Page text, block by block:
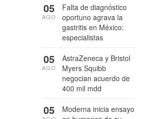
Falta de diagnóstico
oportuno agrava la
gastritis en México:
especialistas
05
AGO
AstraZeneca y Bristol
Myers Squibb
negocian acuerdo de
400 mil mdd
05
AGO
Moderna inicia ensayo
05